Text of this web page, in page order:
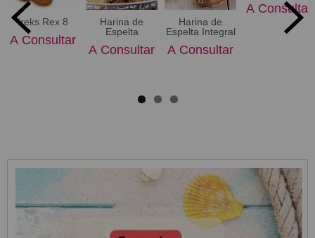
Ireks Rex 8
A Consultar
Harina de
Espelta
A Consultar
Harina de
Espelta Integral
A Consultar
A Consultar